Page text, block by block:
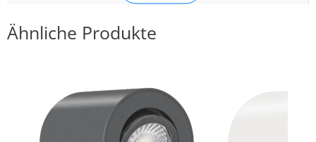
120° Milchglas
(2700K (Warmweiß)) 520lm
(Warmweiß))
540lm (4000K (Neutralweiß)) ,560lm
(5000K (Tageslichtweiß))
Ähnliche Produkte